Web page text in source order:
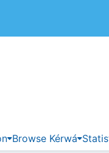
Browse Kérwá